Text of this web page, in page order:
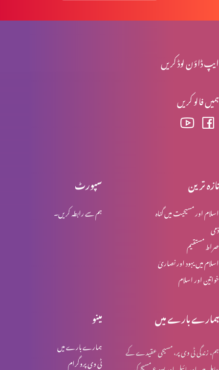
ایپ ڈاؤن لوڈ کریں
ہمیں فالو کریں
سپورٹ
ہم سے رابطہ کریں۔
تازہ ترین
اسلام اور مسیحیت میں گناہ
ذمی
صراط مستقیم
اسلام میں یہود اور نصاریٰ
خواتین اور اسلام
مینو
ہمارے بارے میں
ٹی وی پروگرام
ہمارے بارے میں
ہم، زندگی ٹی وی پر، مسیحی عقیدے کے